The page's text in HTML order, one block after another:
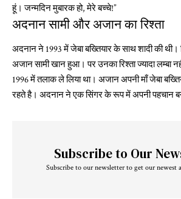
हूं। जन्मदिन मुबारक हो, मेरे बच्चे!”
अदनान सामी और अजान का रिश्ता
अदनान ने 1993 में जेबा बख्तियार के साथ शादी की
अजान सामी खान हुआ। पर उनका रिश्ता ज्यादा लम्बा
1996 में तलाक ले लिया था। अजान अपनी माँ जेबा
रहते है। अदनान ने एक सिंगर के रूप में अपनी पहचान
Subscribe to Our
Subscribe to our newsletter to get our newest